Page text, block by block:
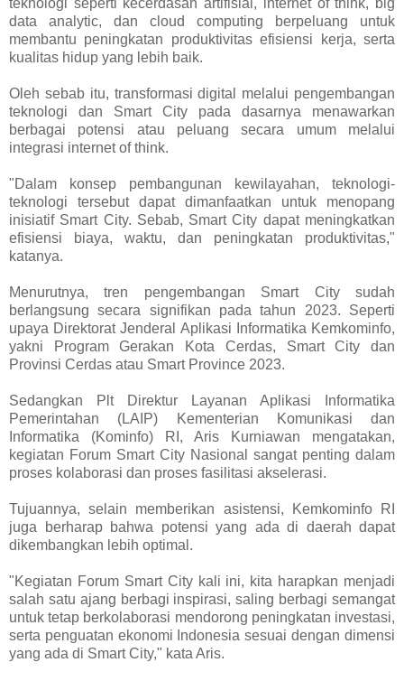
data analytic, dan cloud computing berpeluang untuk
membantu peningkatan produktivitas efisiensi kerja, serta
kualitas hidup yang lebih baik.
Oleh sebab itu, transformasi digital melalui pengembangan
teknologi dan Smart City pada dasarnya menawarkan
berbagai potensi atau peluang secara umum melalui
integrasi internet of think.
"Dalam konsep pembangunan kewilayahan, teknologi-
teknologi tersebut dapat dimanfaatkan untuk menopang
inisiatif Smart City. Sebab, Smart City dapat meningkatkan
efisiensi biaya, waktu, dan peningkatan produktivitas,"
katanya.
Menurutnya, tren pengembangan Smart City sudah
berlangsung secara signifikan pada tahun 2023. Seperti
upaya Direktorat Jenderal Aplikasi Informatika Kemkominfo,
yakni Program Gerakan Kota Cerdas, Smart City dan
Provinsi Cerdas atau Smart Province 2023.
Sedangkan Plt Direktur Layanan Aplikasi Informatika
Pemerintahan (LAIP) Kementerian Komunikasi dan
Informatika (Kominfo) RI, Aris Kurniawan mengatakan,
kegiatan Forum Smart City Nasional sangat penting dalam
proses kolaborasi dan proses fasilitasi akselerasi.
Tujuannya, selain memberikan asistensi, Kemkominfo RI
juga berharap bahwa potensi yang ada di daerah dapat
dikembangkan lebih optimal.
"Kegiatan Forum Smart City kali ini, kita harapkan menjadi
salah satu ajang berbagi inspirasi, saling berbagi semangat
untuk tetap berkolaborasi mendorong peningkatan investasi,
serta penguatan ekonomi Indonesia sesuai dengan dimensi
yang ada di Smart City," kata Aris.